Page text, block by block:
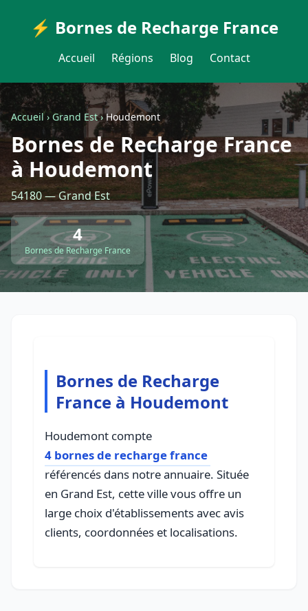
⚡ Bornes de Recharge France
Accueil Régions Blog Contact
Accueil›Grand Est›Houdemont
Bornes de Recharge France
à Houdemont
54180 — Grand Est
4
Bornes de Recharge France
Bornes de Recharge
France à Houdemont
Houdemont compte
4 bornes de recharge france
référencés dans notre annuaire. Située
en Grand Est, cette ville vous offre un
large choix d'établissements avec avis
clients, coordonnées et localisations.